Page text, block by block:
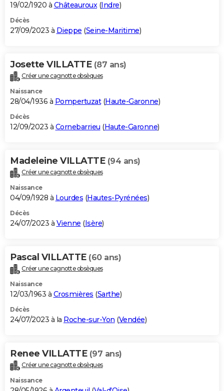
19/02/1920 à Châteauroux(Indre)
Décès
27/09/2023 à Dieppe (Seine-Maritime)
Josette VILLATTE (87 ans)
Créer une cagnotte obsèques
Naissance
28/04/1936 à Pompertuzat(Haute-Garonne)
Décès
12/09/2023 à Cornebarrieu (Haute-Garonne)
Madeleine VILLATTE (94 ans)
Créer une cagnotte obsèques
Naissance
04/09/1928 à Lourdes (Hautes-Pyrénées)
Décès
24/07/2023 à Vienne (Isère)
Pascal VILLATTE (60 ans)
Créer une cagnotte obsèques
Naissance
12/03/1963 à Crosmières (Sarthe)
Décès
24/07/2023 à la Roche-sur-Yon (Vendée)
Renee VILLATTE (97 ans)
Créer une cagnotte obsèques
Naissance